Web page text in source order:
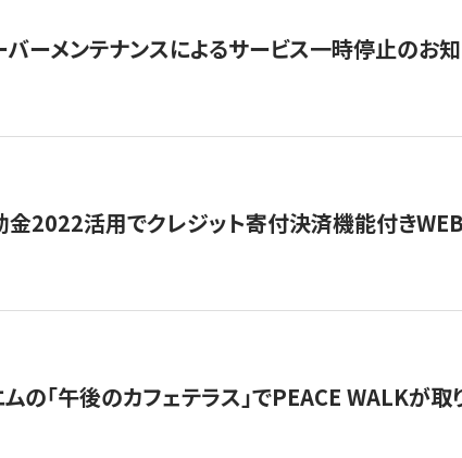
バーメンテナンスによるサービス一時停止のお
2022活用でクレジット寄付決済機能付き
の「午後のカフェテラス」でPEACE WALKが取